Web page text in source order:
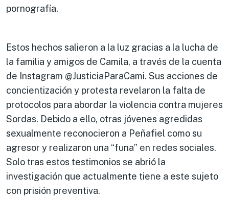
pornografía.
Estos hechos salieron a la luz gracias a la lucha de
la familia y amigos de Camila, a través de la cuenta
de Instagram @JusticiaParaCami. Sus acciones de
concientización y protesta revelaron la falta de
protocolos para abordar la violencia contra mujeres
Sordas. Debido a ello, otras jóvenes agredidas
sexualmente reconocieron a Peñafiel como su
agresor y realizaron una “funa” en redes sociales.
Solo tras estos testimonios se abrió la
investigación que actualmente tiene a este sujeto
con prisión preventiva.